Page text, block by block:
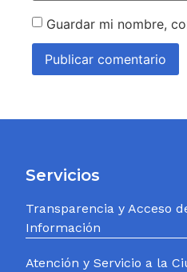
Guardar mi nombre,
Servicios
Transparencia y Acceso
Información
Atención y Servicio a la